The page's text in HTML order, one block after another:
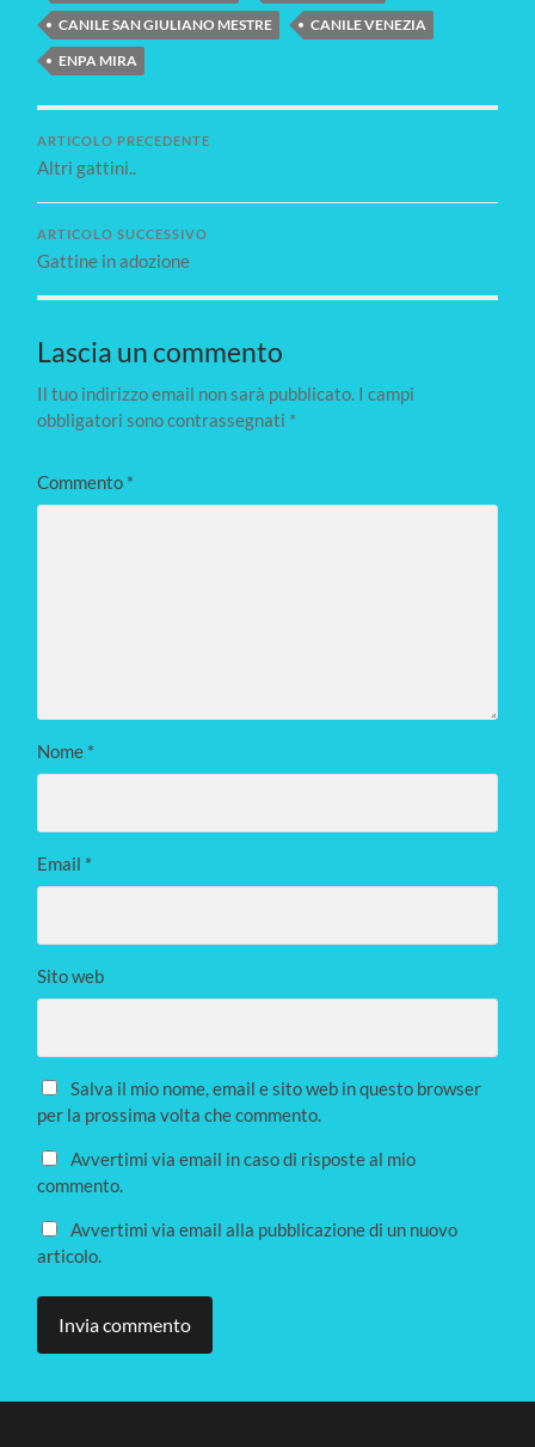
CANILE SAN GIULIANO MESTRE
CANILE VENEZIA
ENPA MIRA
ARTICOLO PRECEDENTE
Altri gattini..
ARTICOLO SUCCESSIVO
Gattine in adozione
Lascia un commento
Il tuo indirizzo email non sarà pubblicato. I campi
obbligatori sono contrassegnati *
Commento *
Nome *
Email *
Sito web
Salva il mio nome, email e sito web in questo browser
per la prossima volta che commento.
Avvertimi via email in caso di risposte al mio
commento.
Avvertimi via email alla pubblicazione di un nuovo
articolo.